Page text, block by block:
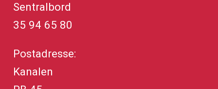
Sentralbord
35 94 65 80
Postadresse:
Kanalen